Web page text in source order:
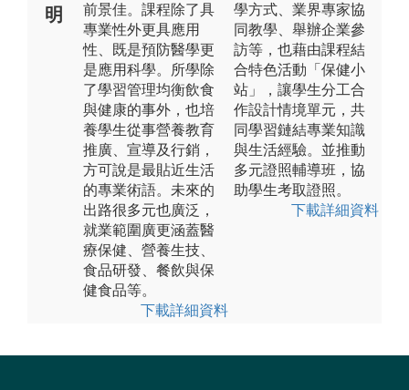
明
前景佳。課程除了具
專業性外更具應用
性、既是預防醫學更
是應用科學。所學除
了學習管理均衡飲食
與健康的事外，也培
養學生從事營養教育
推廣、宣導及行銷，
方可說是最貼近生活
的專業術語。未來的
出路很多元也廣泛，
就業範圍廣更涵蓋醫
療保健、營養生技、
食品研發、餐飲與保
健食品等。
下載詳細資料
學方式、業界專家協
同教學、舉辦企業參
訪等，也藉由課程結
合特色活動「保健小
站」，讓學生分工合
作設計情境單元，共
同學習鏈結專業知識
與生活經驗。並推動
多元證照輔導班，協
助學生考取證照。
下載詳細資料